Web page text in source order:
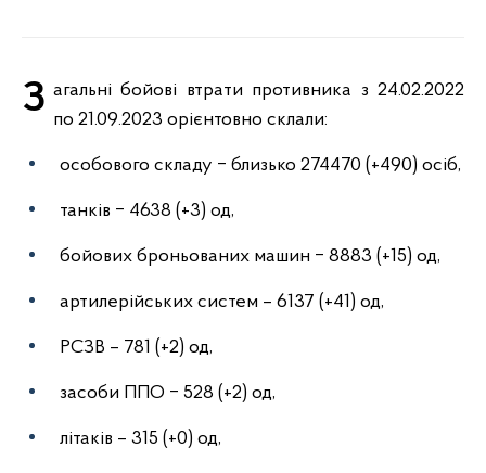
Загальні бойові втрати противника з 24.02.2022 по 21.09.2023 орієнтовно склали:
особового складу ‒ близько 274470 (+490) осіб,
танків ‒ 4638 (+3) од,
бойових броньованих машин ‒ 8883 (+15) од,
артилерійських систем – 6137 (+41) од,
РСЗВ – 781 (+2) од,
засоби ППО ‒ 528 (+2) од,
літаків – 315 (+0) од,